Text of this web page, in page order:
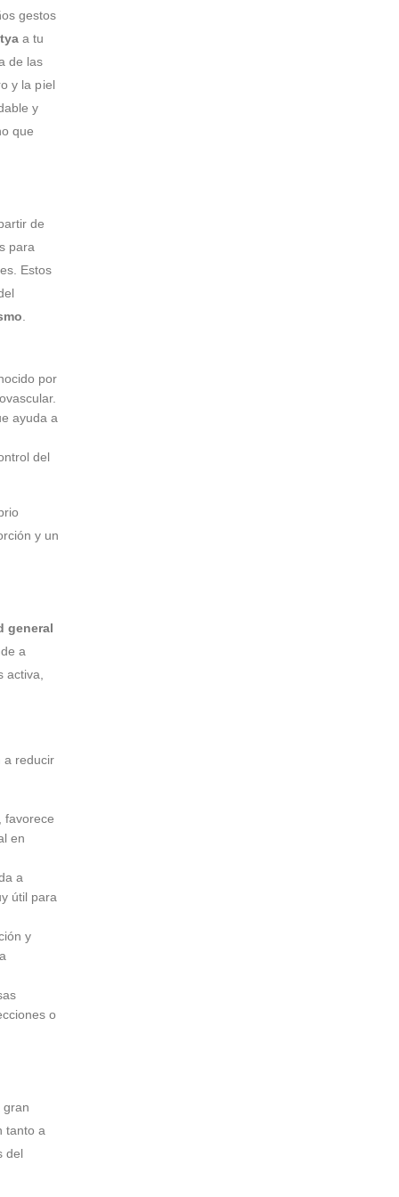
gestos
a tu
de las
y la piel
y
que
de
para
Estos
por
ayuda a
del
y un
general
a
a reducir
favorece
en
a
útil para
y
o
gran
tanto a
del